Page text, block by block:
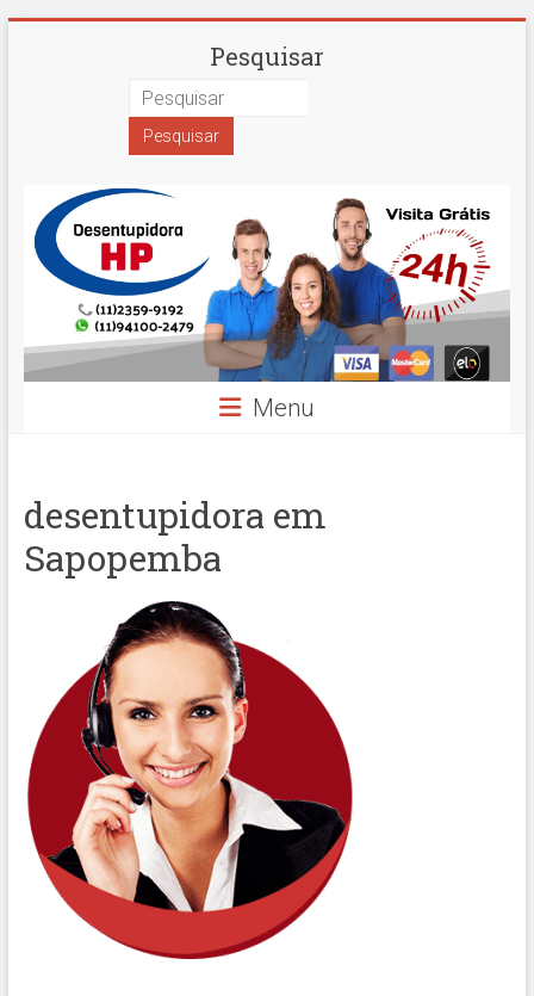
Desentupidora
Paulo
Hidro
Prime
Pesquisar
Menu
desentupidora em
Sapopemba